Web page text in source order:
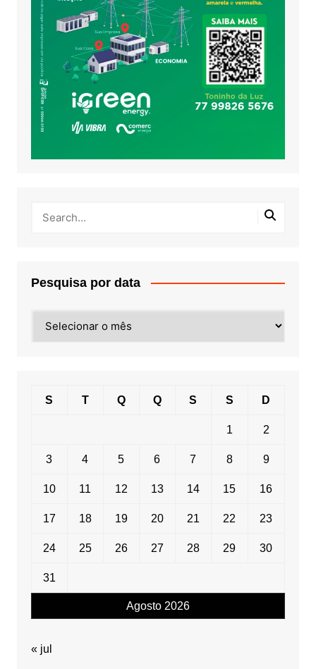
Pesquisa por data
por
Agosto 2026
S T Q Q S S D
1 2
3 4 5 6 7 8 9
10 11 12 13 14 15 16
17 18 19 20 21 22 23
24 25 26 27 28 29 30
31
« jul